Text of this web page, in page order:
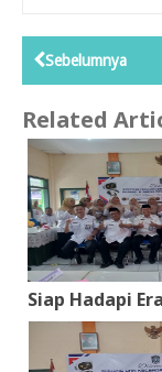
Sebelumnya
Related
Siap Hadapi